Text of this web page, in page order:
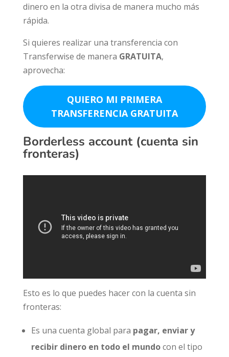
dinero en la otra divisa de manera mucho más
rápida.
Si quieres realizar una transferencia con
Transferwise de manera GRATUITA,
aprovecha:
QUIERO MI PRIMERA
TRANSFERENCIA GRATUITA
Borderless account (cuenta sin
fronteras)
Esto es lo que puedes hacer con la cuenta sin
fronteras:
Es una cuenta global para pagar, enviar y
recibir dinero en todo el mundocon el tipo